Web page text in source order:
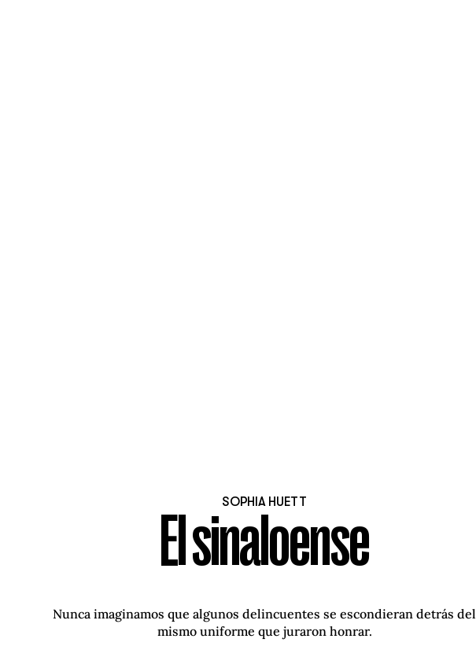
SOPHIA HUETT
El sinaloense
Nunca imaginamos que algunos delincuentes se escondieran detrás del
mismo uniforme que juraron honrar.